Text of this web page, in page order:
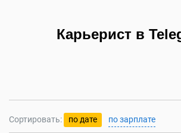
Карьерист в
Сортировать: по дате по зарплате